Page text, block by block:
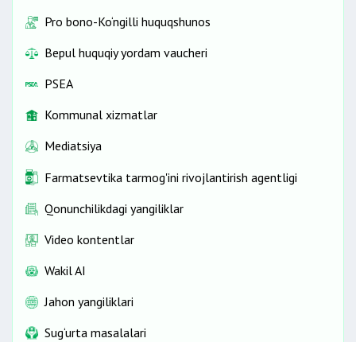
Pro bono-Ko‘ngilli huquqshunos
Bepul huquqiy yordam vaucheri
PSEA
Kommunal xizmatlar
Mediatsiya
Farmatsevtika tarmog'ini rivojlantirish agentligi
Qonunchilikdagi yangiliklar
Video kontentlar
Wakil AI
Jahon yangiliklari
Sug‘urta masalalari